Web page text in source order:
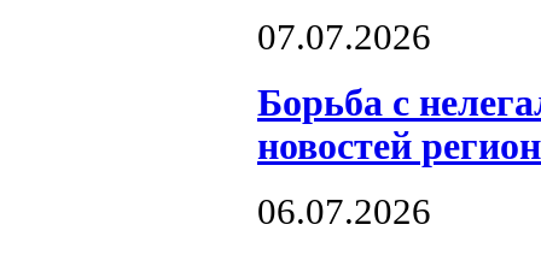
07.07.2026
Борьба с
новостей
06.07.2026